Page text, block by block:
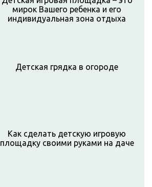
мирок Вашего ребенка и его
индивидуальная зона отдыха
Детская грядка в огороде
Как сделать детскую игровую
площадку своими руками на даче